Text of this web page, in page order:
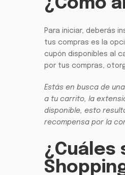
Para iniciar, deberás
tus compras es la
cupón disponibles al
por tus compras,
Estás en busca de
a tu carrito, la
disponible, esto
recompensa por la
¿Cuáles